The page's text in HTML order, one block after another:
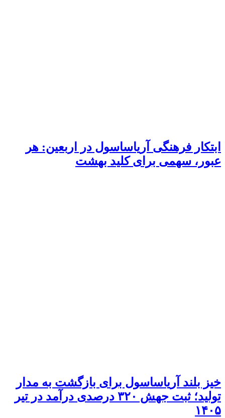
ابتکار فرهنگی آریاساسول در اربعین: هر
عبور، سهمی برای کلید بهشت
خیز بلند آریاساسول برای بازگشت به مدار
تولید؛ ثبت جهش ۳۲۰ درصدی درآمد در تیر
۱۴۰۵